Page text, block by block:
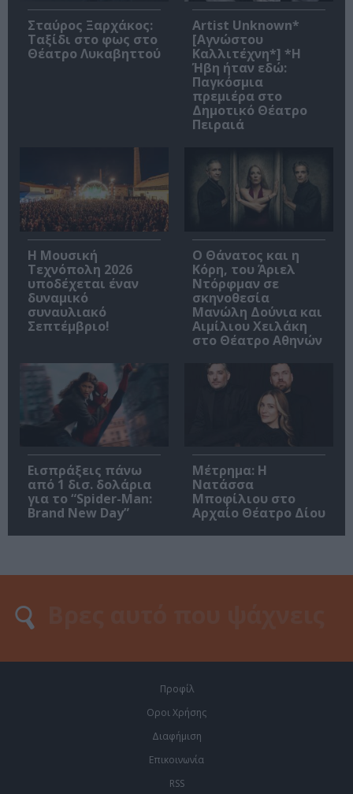
Σταύρος Ξαρχάκος:
Ταξίδι στο φως στο
Θέατρο Λυκαβηττού
Artist Unknown*
[Αγνώστου
Καλλιτέχνη*] *Η
Ήβη ήταν εδώ:
Παγκόσμια
πρεμιέρα στο
Δημοτικό Θέατρο
Πειραιά
Η Μουσική
Τεχνόπολη 2026
υποδέχεται έναν
δυναμικό
συναυλιακό
Σεπτέμβριο!
Ο Θάνατος και η
Κόρη, του Άριελ
Ντόρφμαν σε
σκηνοθεσία
Μανώλη Δούνια και
Αιμίλιου Χειλάκη
στο Θέατρο Αθηνών
Εισπράξεις πάνω
από 1 δισ. δολάρια
για το “Spider-Man:
Brand New Day”
Μέτρημα: Η
Νατάσσα
Μποφίλιου στο
Αρχαίο Θέατρο Δίου
Προφίλ
Οροι Χρήσης
Διαφήμιση
Επικοινωνία
RSS